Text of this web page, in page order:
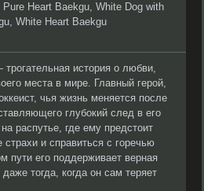
Heart Baekgu, White Dog with
White Heart Baekgu
история о любви,
места в мире. Главный герой,
чья жизнь меняется после
глубокий след в его
распутье, где ему предстоит
страхи и справиться с горечью
пути его поддерживает верная
тогда, когда он сам теряет